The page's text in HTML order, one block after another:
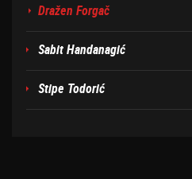
Dražen Forgač
Sabit Handanagić
Stipe Todorić